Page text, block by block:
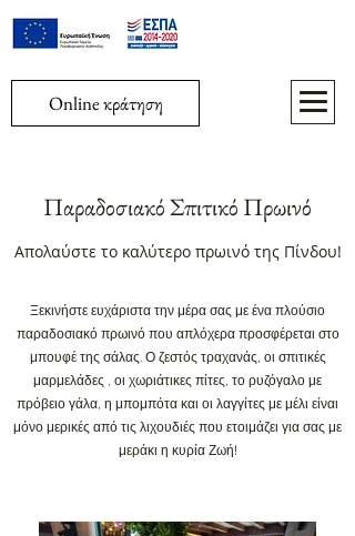
Online κράτηση
Παραδοσιακό Σπιτικό Πρωινό
Απολαύστε το καλύτερο πρωινό της Πίνδου!
Ξεκινήστε ευχάριστα την μέρα σας με ένα πλούσιο
παραδοσιακό πρωινό που απλόχερα προσφέρεται στο
μπουφέ της σάλας. Ο ζεστός τραχανάς, οι σπιτικές
μαρμελάδες , οι χωριάτικες πίτες, το ρυζόγαλο με
πρόβειο γάλα, η μπομπότα και οι λαγγίτες με μέλι είναι
μόνο μερικές από τις λιχουδιές που ετοιμάζει για σας με
μεράκι η κυρία Ζωή!